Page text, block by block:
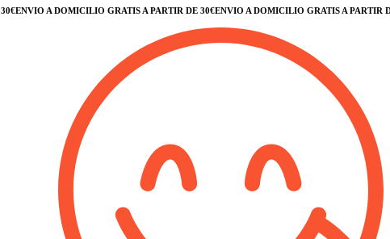
ENVÍO A DOMICILIO GRATIS A PARTIR DE 30€ ENVÍO A DOMICILIO GRATIS A PARTIR DE